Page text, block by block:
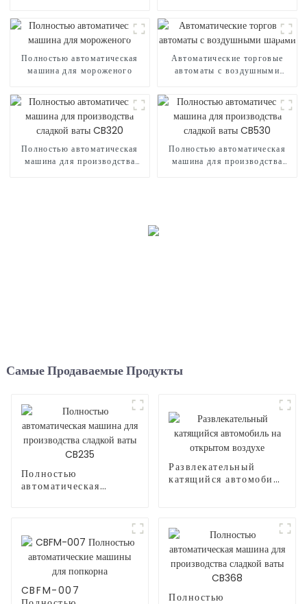
Полностью автоматическая
машина для мороженого
Автоматические торговые
автоматы с воздушными
Полностью автоматическая
машина для производства
Полностью автоматическая
машина для производства
Самые Продаваемые Продукты
Полностью
автоматическая
Развлекательный
катящийся автомобиль
CBFM-007
Полностью